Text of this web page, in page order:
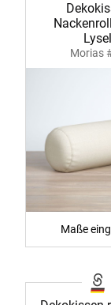
Lysel
Morias
Maße